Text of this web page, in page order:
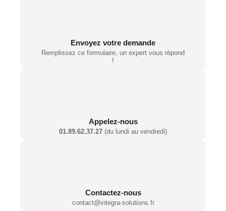
Envoyez votre demande
Remplissez ce formulaire, un expert vous répond
!
Appelez-nous
01.89.62.37.27 (du lundi au vendredi)
Contactez-nous
contact@integra-solutions.fr